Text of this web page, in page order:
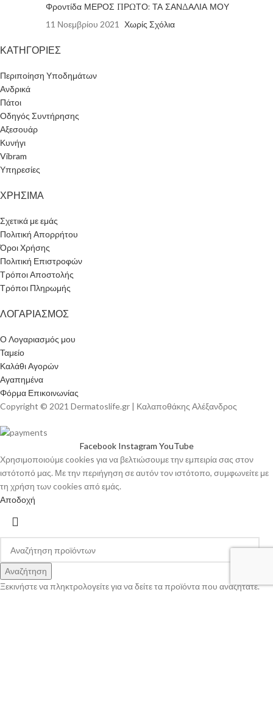
Φροντίδα ΜΕΡΟΣ ΠΡΩΤΟ: ΤΑ ΣΑΝΔΑΛΙΑ ΜΟΥ
11 Νοεμβρίου 2021 Χωρίς Σχόλια
ΚΑΤΗΓΟΡΙΕΣ
Περιποίηση Υποδημάτων
Ανδρικά
Πάτοι
Οδηγός Συντήρησης
Αξεσουάρ
Κυνήγι
Vibram
Υπηρεσίες
ΧΡΗΣΙΜΑ
Σχετικά με εμάς
Πολιτική Απορρήτου
Όροι Χρήσης
Πολιτική Επιστροφών
Τρόποι Αποστολής
Τρόποι Πληρωμής
ΛΟΓΑΡΙΑΣΜΟΣ
Ο Λογαριασμός μου
Ταμείο
Καλάθι Αγορών
Αγαπημένα
Φόρμα Επικοινωνίας
Copyright © 2021 Dermatoslife.gr | Καλαποθάκης Αλέξανδρος
Facebook Instagram YouTube
Χρησιμοποιούμε cookies για να βελτιώσουμε την εμπειρία σας στον
ιστότοπό μας. Με την περιήγηση σε αυτόν τον ιστότοπο, συμφωνείτε με
τη χρήση των cookies από εμάς.
Αποδοχή
Αναζήτηση
Ξεκινήστε να πληκτρολογείτε για να δείτε τα προϊόντα που αναζητάτε.